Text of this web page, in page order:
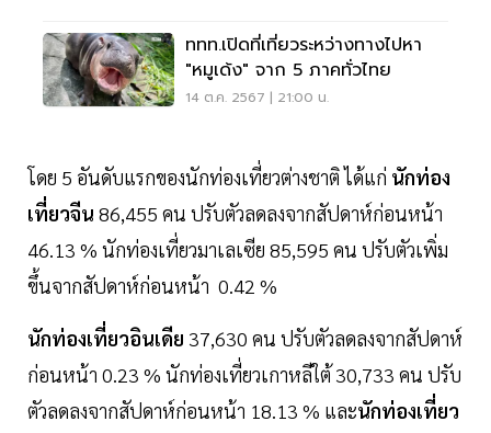
ททท.เปิดที่เที่ยวระหว่างทางไปหา
"หมูเด้ง" จาก 5 ภาคทั่วไทย
14 ต.ค. 2567 | 21:00 น.
โดย 5 อันดับแรกของนักท่องเที่ยวต่างชาติ ได้แก่ นักท่อง
เที่ยวจีน 86,455 คน ปรับตัวลดลงจากสัปดาห์ก่อนหน้า
46.13 % นักท่องเที่ยวมาเลเซีย 85,595 คน ปรับตัวเพิ่ม
ขึ้นจากสัปดาห์ก่อนหน้า 0.42 %
นักท่องเที่ยวอินเดีย 37,630 คน ปรับตัวลดลงจากสัปดาห์
ก่อนหน้า 0.23 % นักท่องเที่ยวเกาหลีใต้ 30,733 คน ปรับ
ตัวลดลงจากสัปดาห์ก่อนหน้า 18.13 % และนักท่องเที่ยว